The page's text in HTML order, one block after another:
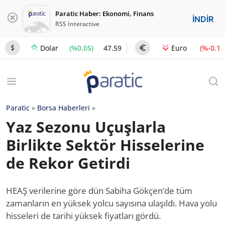
Paratic Haber: Ekonomi, Finans
RSS Interactive İNDİR
Dolar (%0.05) 47.59 Euro (%-0.1)
Paratic » Borsa Haberleri »
Yaz Sezonu Uçuşlarla
Birlikte Sektör Hisselerine
de Rekor Getirdi
HEAŞ verilerine göre dün Sabiha Gökçen’de tüm
zamanların en yüksek yolcu sayısına ulaşıldı. Hava yolu
hisseleri de tarihi yüksek fiyatları gördü.